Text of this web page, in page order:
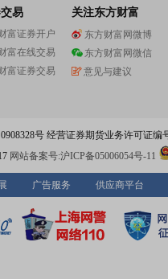
易
富证券开户
富在线交易
富证券交易
关注东方财富
东方财富网微博
东方财富网微信
意见与建议
号 经营证券期货业务许可证编
网站备案号:沪ICP备05006054号-11
广告服务 供应商平台